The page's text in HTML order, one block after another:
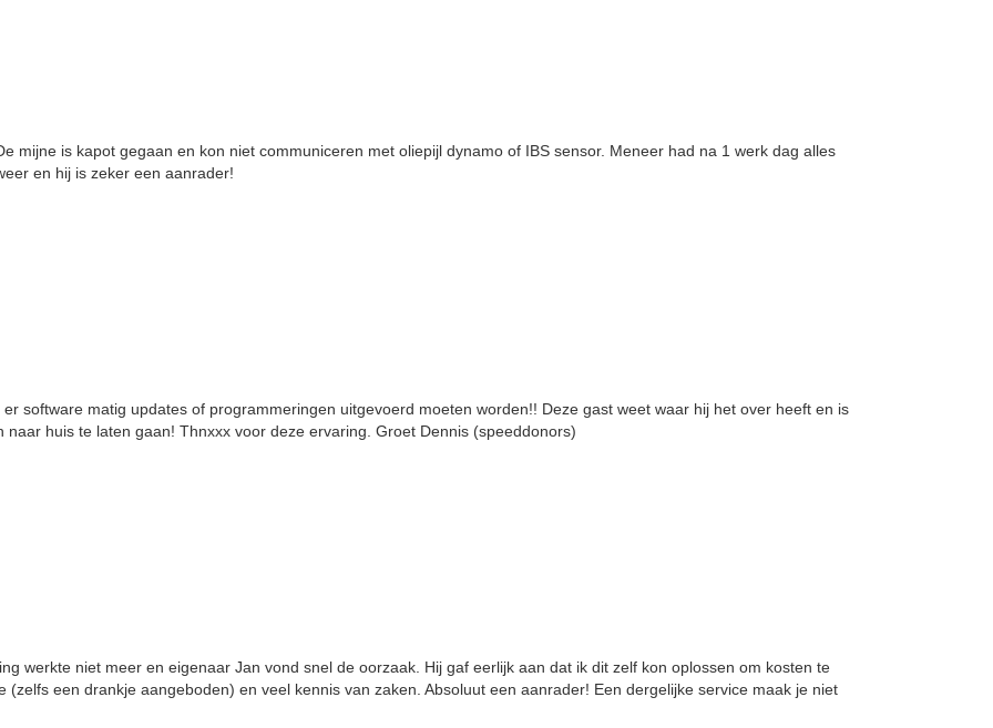
mijne is kapot gegaan en kon niet communiceren met oliepijl dynamo of IBS sensor. Meneer had na 1 werk dag alles
en hij is zeker een aanrader!
software matig updates of programmeringen uitgevoerd moeten worden!! Deze gast weet waar hij het over heeft en is
huis te laten gaan! Thnxxx voor deze ervaring. Groet Dennis (speeddonors)
werkte niet meer en eigenaar Jan vond snel de oorzaak. Hij gaf eerlijk aan dat ik dit zelf kon oplossen om kosten te
een drankje aangeboden) en veel kennis van zaken. Absoluut een aanrader! Een dergelijke service maak je niet